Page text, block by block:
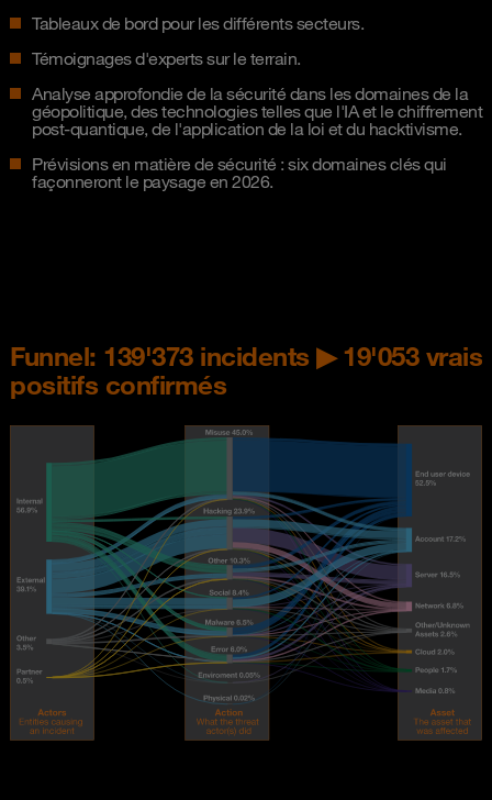
Tableaux de bord pour les différents secteurs.
Témoignages d'experts sur le terrain.
Analyse approfondie de la sécurité dans les domaines de la
géopolitique, des technologies telles que l'IA et le chiffrement
post-quantique, de l'application de la loi et du hacktivisme.
Prévisions en matière de sécurité : six domaines clés qui
façonneront le paysage en 2026.
Funnel: 139'373 incidents ▶ 19'053 vrais
positifs confirmés